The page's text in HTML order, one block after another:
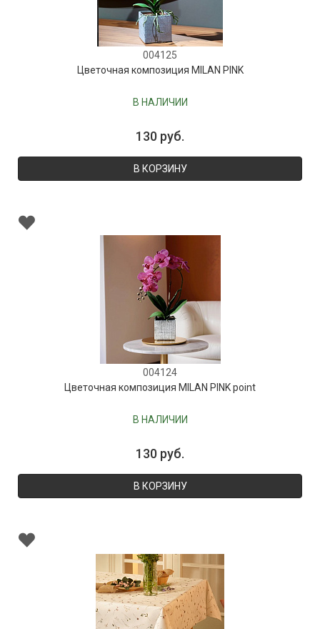
004125
Цветочная композиция MILAN PINK
В НАЛИЧИИ
130 руб.
В КОРЗИНУ
004124
Цветочная композиция MILAN PINK point
В НАЛИЧИИ
130 руб.
В КОРЗИНУ